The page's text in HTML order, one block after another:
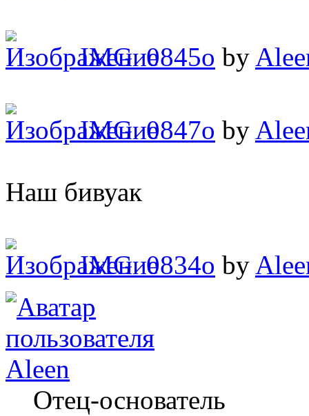
IMG_0845o by
IMG_0847o by
Наш бивуак
IMG_0834o by
Aleen
Отец-основатель